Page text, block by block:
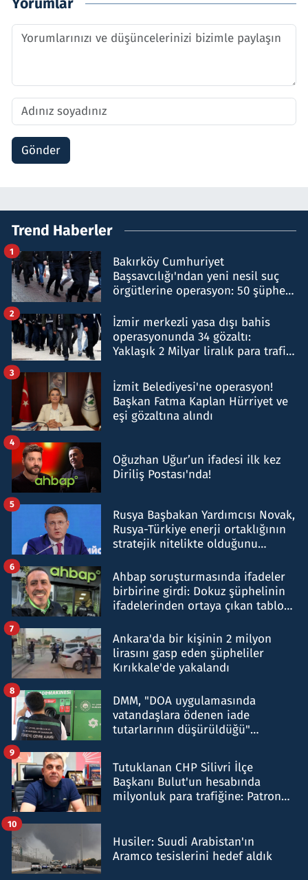
Gönder
Trend Haberler
Bakırköy Cumhuriyet
Başsavcılığı'ndan yeni nesil suç
örgütlerine operasyon: 50 şüpheli
1
İzmir merkezli yasa dışı bahis
operasyonunda 34 gözaltı:
Yaklaşık 2 Milyar liralık para trafiği
2
İzmit Belediyesi'ne operasyon!
Başkan Fatma Kaplan Hürriyet ve
eşi gözaltına alındı
3
Oğuzhan Uğur’un ifadesi ilk kez
Diriliş Postası'nda!
4
Rusya Başbakan Yardımcısı Novak,
Rusya-Türkiye enerji ortaklığının
stratejik nitelikte olduğunu
5
Ahbap soruşturmasında ifadeler
birbirine girdi: Dokuz şüphelinin
ifadelerinden ortaya çıkan tablo
6
Ankara'da bir kişinin 2 milyon
lirasını gasp eden şüpheliler
Kırıkkale'de yakalandı
7
DMM, "DOA uygulamasında
vatandaşlara ödenen iade
tutarlarının düşürüldüğü"
8
Tutuklanan CHP Silivri İlçe
Başkanı Bulut'un hesabında
milyonluk para trafiğine: Patron
9
Husiler: Suudi Arabistan'ın
Aramco tesislerini hedef aldık
10